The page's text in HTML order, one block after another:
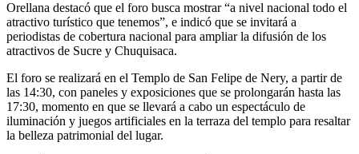
Orellana destacó que el foro busca mostrar “a nivel nacional todo el
atractivo turístico que tenemos”, e indicó que se invitará a
periodistas de cobertura nacional para ampliar la difusión de los
atractivos de Sucre y Chuquisaca.
El foro se realizará en el Templo de San Felipe de Nery, a partir de
las 14:30, con paneles y exposiciones que se prolongarán hasta las
17:30, momento en que se llevará a cabo un espectáculo de
iluminación y juegos artificiales en la terraza del templo para resaltar
la belleza patrimonial del lugar.